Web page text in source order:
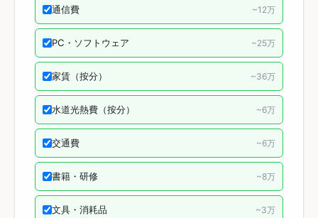
通信費 ~12万
PC・ソフトウェア ~25万
家賃（按分） ~36万
水道光熱費（按分） ~6万
交通費 ~6万
書籍・研修 ~8万
文具・消耗品 ~3万